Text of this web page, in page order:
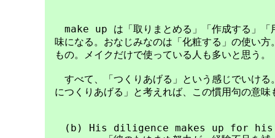
make up は「取りまとめる」「作成する」「
味になる。おなじみなのは「化粧する」の使い方
もの。メイクだけで使っている人も多いと思う。
すべて、「つくりあげる」という感じでいけ
につくりあげる」と考えれば、この慣用句の意味
(b) His diligence makes up for his